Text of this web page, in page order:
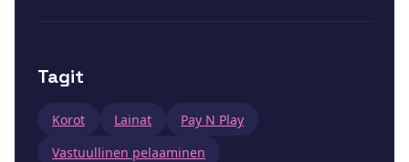
Tagit
Korot Lainat
Pay N Play
Vastuullinen pelaaminen